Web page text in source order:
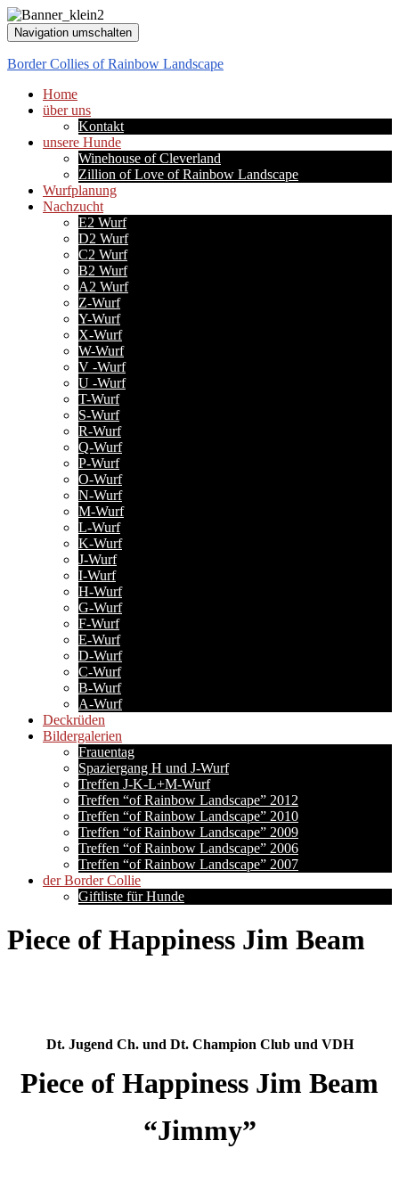
Navigation umschalten
Border Collies of Rainbow Landscape
Home
über uns
Kontakt
unsere Hunde
Winehouse of Cleverland
Zillion of Love of Rainbow Landscape
Wurfplanung
Nachzucht
E2 Wurf
D2 Wurf
C2 Wurf
B2 Wurf
A2 Wurf
Z-Wurf
Y-Wurf
X-Wurf
W-Wurf
V -Wurf
U -Wurf
T-Wurf
S-Wurf
R-Wurf
Q-Wurf
P-Wurf
O-Wurf
N-Wurf
M-Wurf
L-Wurf
K-Wurf
J-Wurf
I-Wurf
H-Wurf
G-Wurf
F-Wurf
E-Wurf
D-Wurf
C-Wurf
B-Wurf
A-Wurf
Deckrüden
Bildergalerien
Frauentag
Spaziergang H und J-Wurf
Treffen J-K-L+M-Wurf
Treffen “of Rainbow Landscape” 2012
Treffen “of Rainbow Landscape” 2010
Treffen “of Rainbow Landscape” 2009
Treffen “of Rainbow Landscape” 2006
Treffen “of Rainbow Landscape” 2007
der Border Collie
Giftliste für Hunde
Piece of Happiness Jim Beam
Dt. Jugend Ch. und Dt. Champion Club und VDH
Piece of Happiness Jim Beam
“Jimmy”